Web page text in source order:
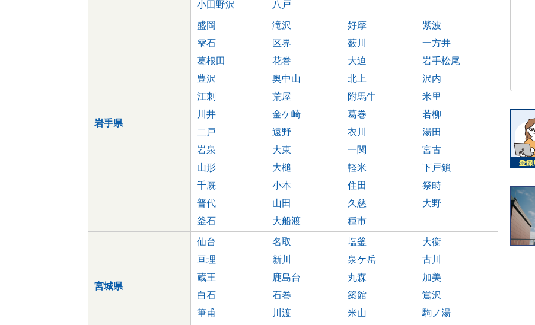
小田野沢
八戸
岩手県
盛岡 滝沢 好摩
紫波
雫石
区界 薮川
一方井
葛根田
花巻 大迫
岩手松尾
豊沢
奥中山 北上
沢内
江刺
荒屋 附馬牛
米里
川井
金ケ崎 葛巻
若柳
二戸
遠野 衣川
湯田
岩泉
大東 一関
宮古
山形
大槌 軽米
下戸鎖
千厩
小本 住田
祭畤
普代
山田 久慈
大野
釜石
大船渡 種市
宮城県
仙台 名取 塩釜
大衡
亘理
新川 泉ケ岳
古川
蔵王
鹿島台 丸森
加美
白石
石巻 築館
鴬沢
筆甫
川渡 米山
駒ノ湯